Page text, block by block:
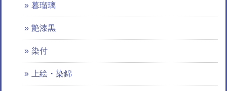
暮瑠璃
艶漆黒
染付
上絵・染錦